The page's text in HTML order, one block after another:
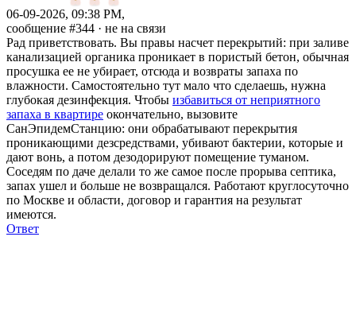
06-09-2026, 09:38 PM,
сообщение #344 · не на связи
Рад приветствовать. Вы правы насчет перекрытий: при заливе
канализацией органика проникает в пористый бетон, обычная
просушка ее не убирает, отсюда и возвраты запаха по
влажности. Самостоятельно тут мало что сделаешь, нужна
глубокая дезинфекция. Чтобы избавиться от неприятного
запаха в квартире окончательно, вызовите
СанЭпидемСтанцию: они обрабатывают перекрытия
проникающими дезсредствами, убивают бактерии, которые и
дают вонь, а потом дезодорируют помещение туманом.
Соседям по даче делали то же самое после прорыва септика,
запах ушел и больше не возвращался. Работают круглосуточно
по Москве и области, договор и гарантия на результат
имеются.
Ответ